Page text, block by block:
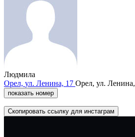
Людмила
Орел, ул. Ленина, 17 Орел, ул. Ленина,
показать номер
Скопировать ссылку для инстаграм